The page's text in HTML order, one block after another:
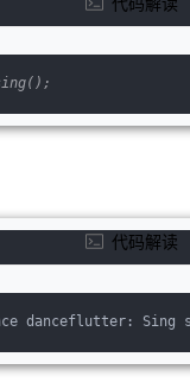
danceflutter: Sing
代码解读